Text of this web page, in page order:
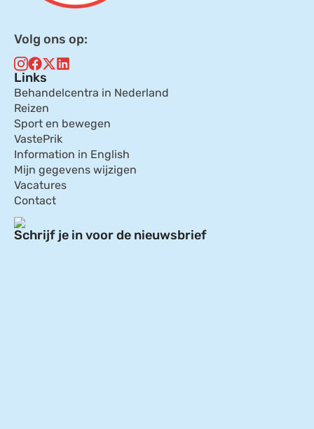
Volg ons op:
Links
Behandelcentra in Nederland
Reizen
Sport en bewegen
VastePrik
Information in English
Mijn gegevens wijzigen
Vacatures
Contact
Schrijf je in voor de nieuwsbrief